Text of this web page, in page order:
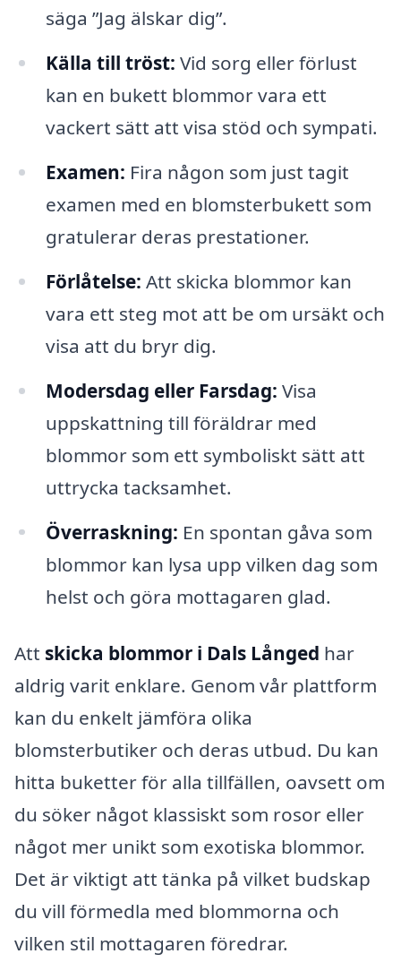
säga ”Jag älskar dig”.
Källa till tröst: Vid sorg eller förlust
kan en bukett blommor vara ett
vackert sätt att visa stöd och sympati.
Examen: Fira någon som just tagit
examen med en blomsterbukett som
gratulerar deras prestationer.
Förlåtelse: Att skicka blommor kan
vara ett steg mot att be om ursäkt och
visa att du bryr dig.
Modersdag eller Farsdag: Visa
uppskattning till föräldrar med
blommor som ett symboliskt sätt att
uttrycka tacksamhet.
Överraskning: En spontan gåva som
blommor kan lysa upp vilken dag som
helst och göra mottagaren glad.
Att skicka blommor i Dals Långed har
aldrig varit enklare. Genom vår plattform
kan du enkelt jämföra olika
blomsterbutiker och deras utbud. Du kan
hitta buketter för alla tillfällen, oavsett om
du söker något klassiskt som rosor eller
något mer unikt som exotiska blommor.
Det är viktigt att tänka på vilket budskap
du vill förmedla med blommorna och
vilken stil mottagaren föredrar.